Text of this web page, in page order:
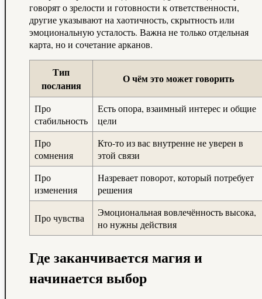
говорят о зрелости и готовности к ответственности,
другие указывают на хаотичность, скрытность или
эмоциональную усталость. Важна не только отдельная
карта, но и сочетание арканов.
Тип
послания
О чём это может говорить
Про
стабильность
Есть опора, взаимный интерес и общие
цели
Про
сомнения
Кто-то из вас внутренне не уверен в
этой связи
Про
изменения
Назревает поворот, который потребует
решения
Про чувства
Эмоциональная вовлечённость высока,
но нужны действия
Где заканчивается магия и
начинается выбор